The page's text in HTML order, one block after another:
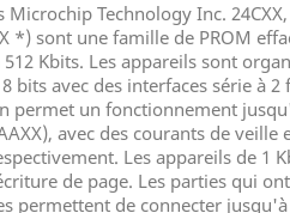
Microchip Technology Inc. 24CXX,
*) sont une famille de PROM
512 Kbits. Les appareils sont
bits avec des interfaces série à 2
permet un fonctionnement
avec des courants de veille
Les appareils de 1
de page. Les parties qui
permettent de connecter